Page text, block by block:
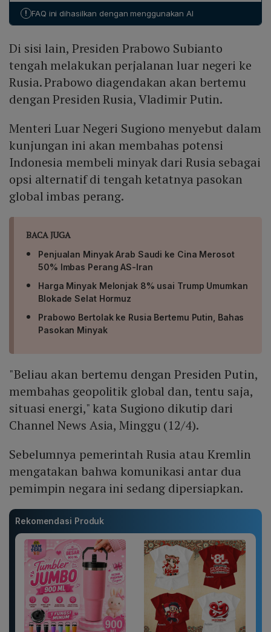
opsi alternatif dalam menghadapi ketidakstabilan
! FAQ ini dihasilkan dengan menggunakan AI
Di sisi lain, Presiden Prabowo Subianto
tengah melakukan perjalanan luar negeri ke
Rusia. Prabowo diagendakan akan bertemu
dengan Presiden Rusia, Vladimir Putin.
Menteri Luar Negeri Sugiono menyebut dalam
kunjungan ini akan membahas potensi
Indonesia membeli minyak dari Rusia sebagai
opsi alternatif di tengah ketatnya pasokan
global imbas perang.
BACA JUGA
Penjualan Minyak Arab Saudi ke Cina Merosot
50% Imbas Perang AS-Iran
Harga Minyak Melonjak 8% usai Trump Umumkan
Blokade Selat Hormuz
Prabowo Bertolak ke Rusia Bertemu Putin, Bahas
Pasokan Minyak
"Beliau akan bertemu dengan Presiden Putin,
membahas geopolitik global dan, tentu saja,
situasi energi," kata Sugiono dikutip dari
Channel News Asia, Minggu (12/4).
Sebelumnya pemerintah Rusia atau Kremlin
mengatakan bahwa komunikasi antar dua
pemimpin negara ini sedang dipersiapkan.
Rekomendasi Produk